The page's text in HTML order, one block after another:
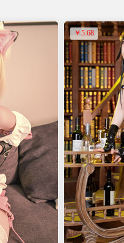
￥5.68